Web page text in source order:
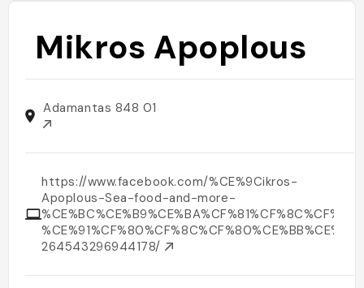
Mikros Apoplous
Adamantas 848 01
https://www.facebook.com/%CE%9Cikros-
Apoplous-Sea-food-and-more-
%CE%BC%CE%B9%CE%BA%CF%81%CF%8C%CF%82-
264543296944178/